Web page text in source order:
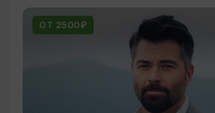
ОТ 2500₽